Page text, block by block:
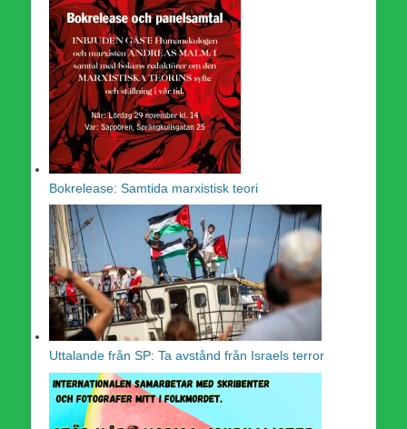
Bokrelease: Samtida marxistisk teori
Uttalande från SP: Ta avstånd från Israels terror